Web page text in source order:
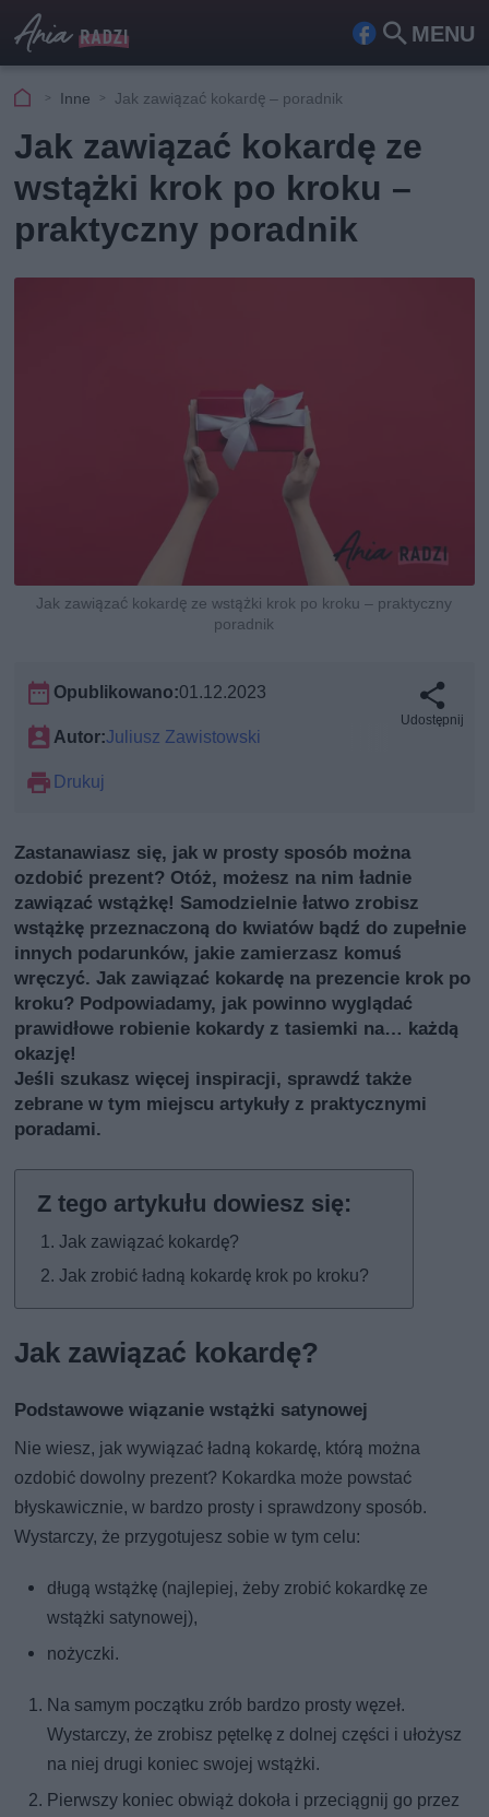
MENU
Fa Szu
Inne Jak zawiązać kokardę – poradnik
Jak zawiązać kokardę ze
wstążki krok po kroku –
praktyczny poradnik
Jak zawiązać kokardę ze wstążki krok po kroku – praktyczny
poradnik
Opublikowano:01.12.2023
Autor:Juliusz Zawistowski
Drukuj
Udostępnij
Zastanawiasz się, jak w prosty sposób można
ozdobić prezent? Otóż, możesz na nim ładnie
zawiązać wstążkę! Samodzielnie łatwo zrobisz
wstążkę przeznaczoną do kwiatów bądź do zupełnie
innych podarunków, jakie zamierzasz komuś
wręczyć. Jak zawiązać kokardę na prezencie krok po
kroku? Podpowiadamy, jak powinno wyglądać
prawidłowe robienie kokardy z tasiemki na… każdą
okazję!
Jeśli szukasz więcej inspiracji, sprawdź także
zebrane w tym miejscu artykuły z praktycznymi
poradami.
Jak zawiązać kokardę?
Jak zrobić ładną kokardę krok po kroku?
Jak zawiązać kokardę?
Podstawowe wiązanie wstążki satynowej
Nie wiesz, jak wywiązać ładną kokardę, którą można
ozdobić dowolny prezent? Kokardka może powstać
błyskawicznie, w bardzo prosty i sprawdzony sposób.
Wystarczy, że przygotujesz sobie w tym celu:
długą wstążkę (najlepiej, żeby zrobić kokardkę ze
wstążki satynowej),
nożyczki.
Na samym początku zrób bardzo prosty węzeł.
Wystarczy, że zrobisz pętelkę z dolnej części i ułożysz
na niej drugi koniec swojej wstążki.
Pierwszy koniec obwiąż dokoła i przeciągnij go przez